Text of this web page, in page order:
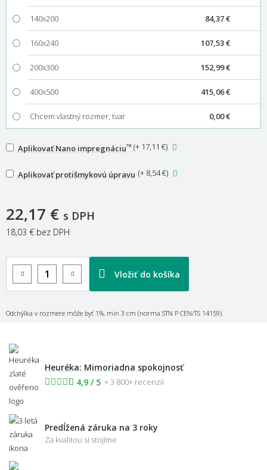
140x200 84,37 €
160x240 107,53 €
200x300 152,99 €
400x500 415,06 €
Chcem vlastný rozmer, tvar 0,00 €
Aplikovať Nano impregnáciu™ (+ 17,11 €)
Aplikovať protišmykovú úpravu (+ 8,54 €)
22,17 € s DPH
18,03 € bez DPH
Vložiť do košíka
Odchýlka v rozmere môže byť 1%, min 3 cm (norma STN P CEN/TS 14159).
Heuréka: Mimoriadna spokojnosť
4,9 / 5
3 800+ recenzií
Predĺžená záruka na 3 roky
Za kvalitou si stojíme